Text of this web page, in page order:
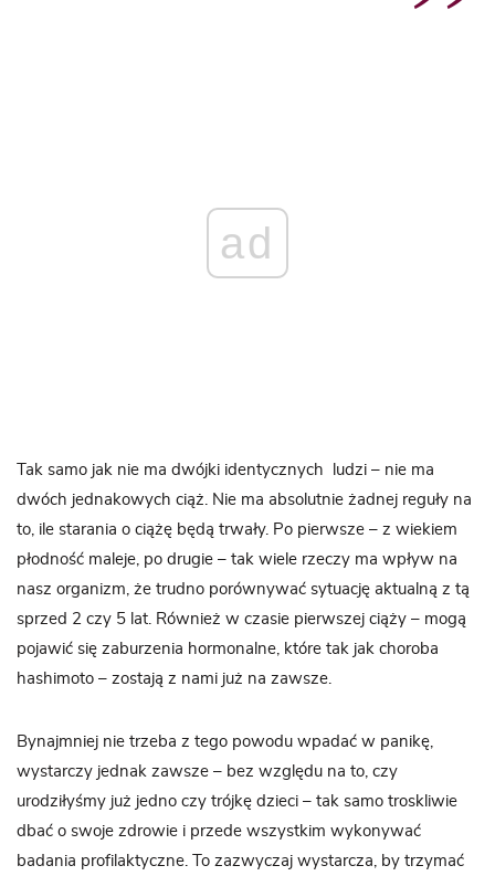
ad
Tak samo jak nie ma dwójki identycznych ludzi – nie ma
dwóch jednakowych ciąż. Nie ma absolutnie żadnej reguły na
to, ile starania o ciążę będą trwały. Po pierwsze – z wiekiem
płodność maleje, po drugie – tak wiele rzeczy ma wpływ na
nasz organizm, że trudno porównywać sytuację aktualną z tą
sprzed 2 czy 5 lat. Również w czasie pierwszej ciąży – mogą
pojawić się zaburzenia hormonalne, które tak jak choroba
hashimoto – zostają z nami już na zawsze.
Bynajmniej nie trzeba z tego powodu wpadać w panikę,
wystarczy jednak zawsze – bez względu na to, czy
urodziłyśmy już jedno czy trójkę dzieci – tak samo troskliwie
dbać o swoje zdrowie i przede wszystkim wykonywać
badania profilaktyczne. To zazwyczaj wystarcza, by trzymać